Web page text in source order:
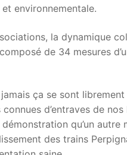
environnementale.
la dynamique
de 34 mesures
ça se sont
d’entraves de
qu’un autre
des trains